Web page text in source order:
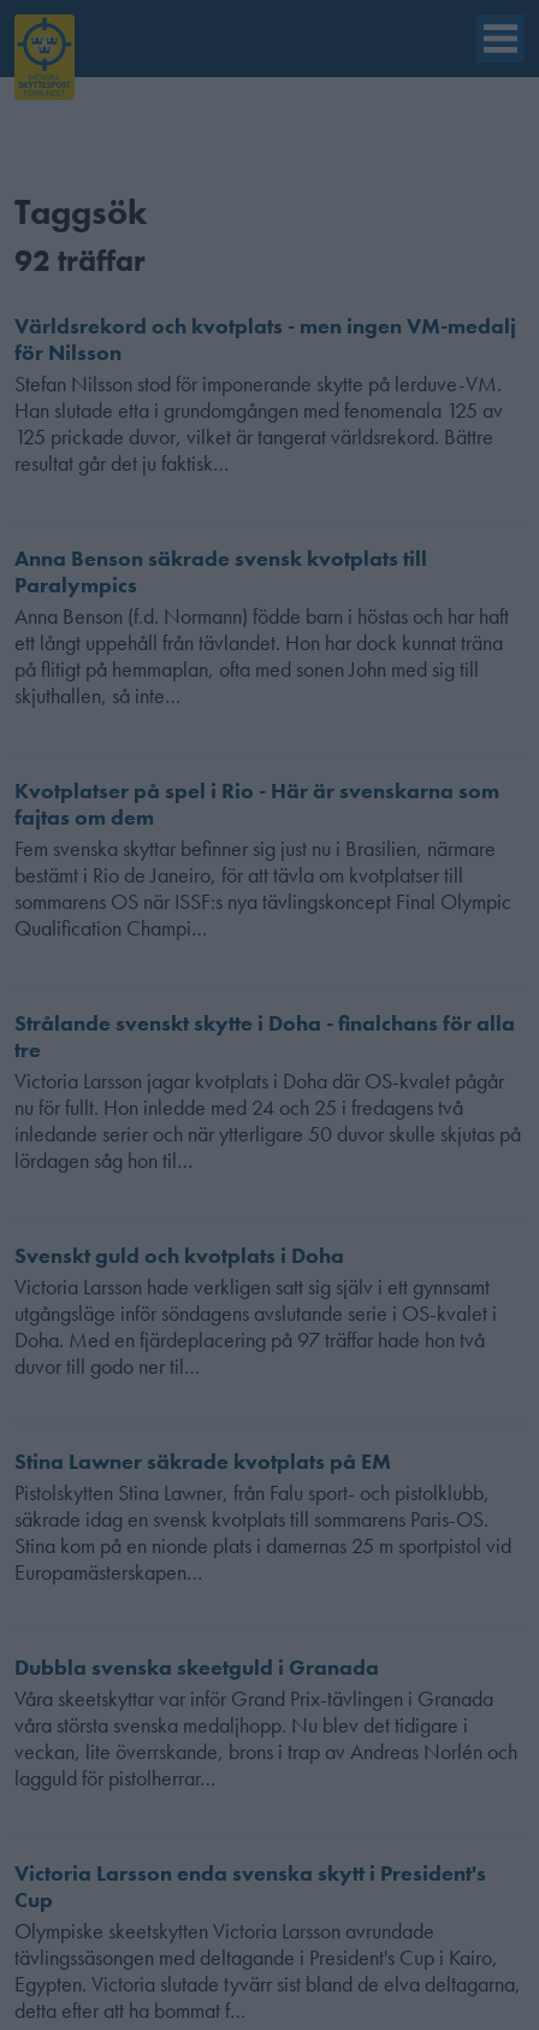
Taggsök
92 träffar
Världsrekord och kvotplats - men ingen VM-medalj
för Nilsson
Stefan Nilsson stod för imponerande skytte på lerduve-VM.
Han slutade etta i grundomgången med fenomenala 125 av
125 prickade duvor, vilket är tangerat världsrekord. Bättre
resultat går det ju faktisk…
Anna Benson säkrade svensk kvotplats till
Paralympics
Anna Benson (f.d. Normann) födde barn i höstas och har haft
ett långt uppehåll från tävlandet. Hon har dock kunnat träna
på flitigt på hemmaplan, ofta med sonen John med sig till
skjuthallen, så inte…
Kvotplatser på spel i Rio - Här är svenskarna som
fajtas om dem
Fem svenska skyttar befinner sig just nu i Brasilien, närmare
bestämt i Rio de Janeiro, för att tävla om kvotplatser till
sommarens OS när ISSF:s nya tävlingskoncept Final Olympic
Qualification Champi…
Strålande svenskt skytte i Doha - finalchans för alla
tre
Victoria Larsson jagar kvotplats i Doha där OS-kvalet pågår
nu för fullt. Hon inledde med 24 och 25 i fredagens två
inledande serier och när ytterligare 50 duvor skulle skjutas på
lördagen såg hon til…
Svenskt guld och kvotplats i Doha
Victoria Larsson hade verkligen satt sig själv i ett gynnsamt
utgångsläge inför söndagens avslutande serie i OS-kvalet i
Doha. Med en fjärdeplacering på 97 träffar hade hon två
duvor till godo ner til…
Stina Lawner säkrade kvotplats på EM
Pistolskytten Stina Lawner, från Falu sport- och pistolklubb,
säkrade idag en svensk kvotplats till sommarens Paris-OS.
Stina kom på en nionde plats i damernas 25 m sportpistol vid
Europamästerskapen…
Dubbla svenska skeetguld i Granada
Våra skeetskyttar var inför Grand Prix-tävlingen i Granada
våra största svenska medaljhopp. Nu blev det tidigare i
veckan, lite överrskande, brons i trap av Andreas Norlén och
lagguld för pistolherrar…
Victoria Larsson enda svenska skytt i President's
Cup
Olympiske skeetskytten Victoria Larsson avrundade
tävlingssäsongen med deltagande i President's Cup i Kairo,
Egypten. Victoria slutade tyvärr sist bland de elva deltagarna,
detta efter att ha bommat f…